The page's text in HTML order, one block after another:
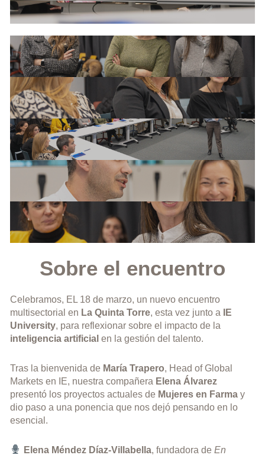
Sobre el encuentro
Celebramos, EL 18 de marzo, un nuevo encuentro
multisectorial en La Quinta Torre, esta vez junto a
IE
University, para reflexionar sobre el impacto de la
inteligencia artificial en la gestión del talento.
Tras la bienvenida de María Trapero, Head of Global
Markets en IE, nuestra compañera Elena Álvarez
presentó los proyectos actuales de Mujeres en Farma y
dio paso a una ponencia que nos dejó pensando en lo
esencial.
Elena Méndez Díaz-Villabella, fundadora de En